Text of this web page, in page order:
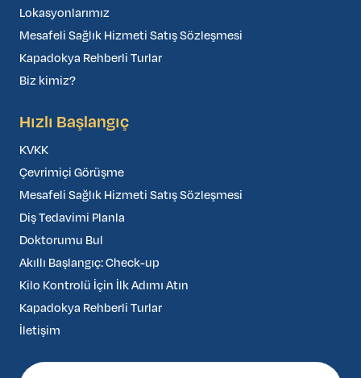
Lokasyonlarımız
Mesafeli Sağlık Hizmeti Satış Sözleşmesi
Kapadokya Rehberli Turlar
Biz kimiz?
Hızlı Başlangıç
KVKK
Çevrimiçi Görüşme
Mesafeli Sağlık Hizmeti Satış Sözleşmesi
Diş Tedavimi Planla
Doktorumu Bul
Akıllı Başlangıç: Check-up
Kilo Kontrolü İçin İlk Adımı Atın
Kapadokya Rehberli Turlar
İletişim